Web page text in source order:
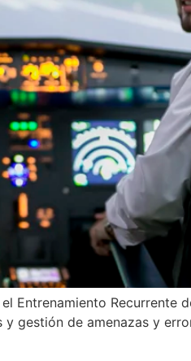
Entrenamiento Recurrente
gestión de amenazas y